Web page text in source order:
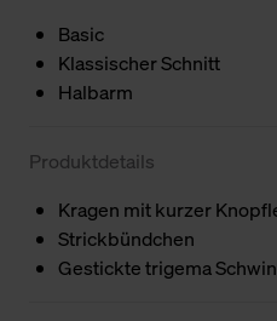
Basic
Klassischer Schnitt
Halbarm
Produktdetails
Kragen mit kurzer
Strickbündchen
Gestickte trigema